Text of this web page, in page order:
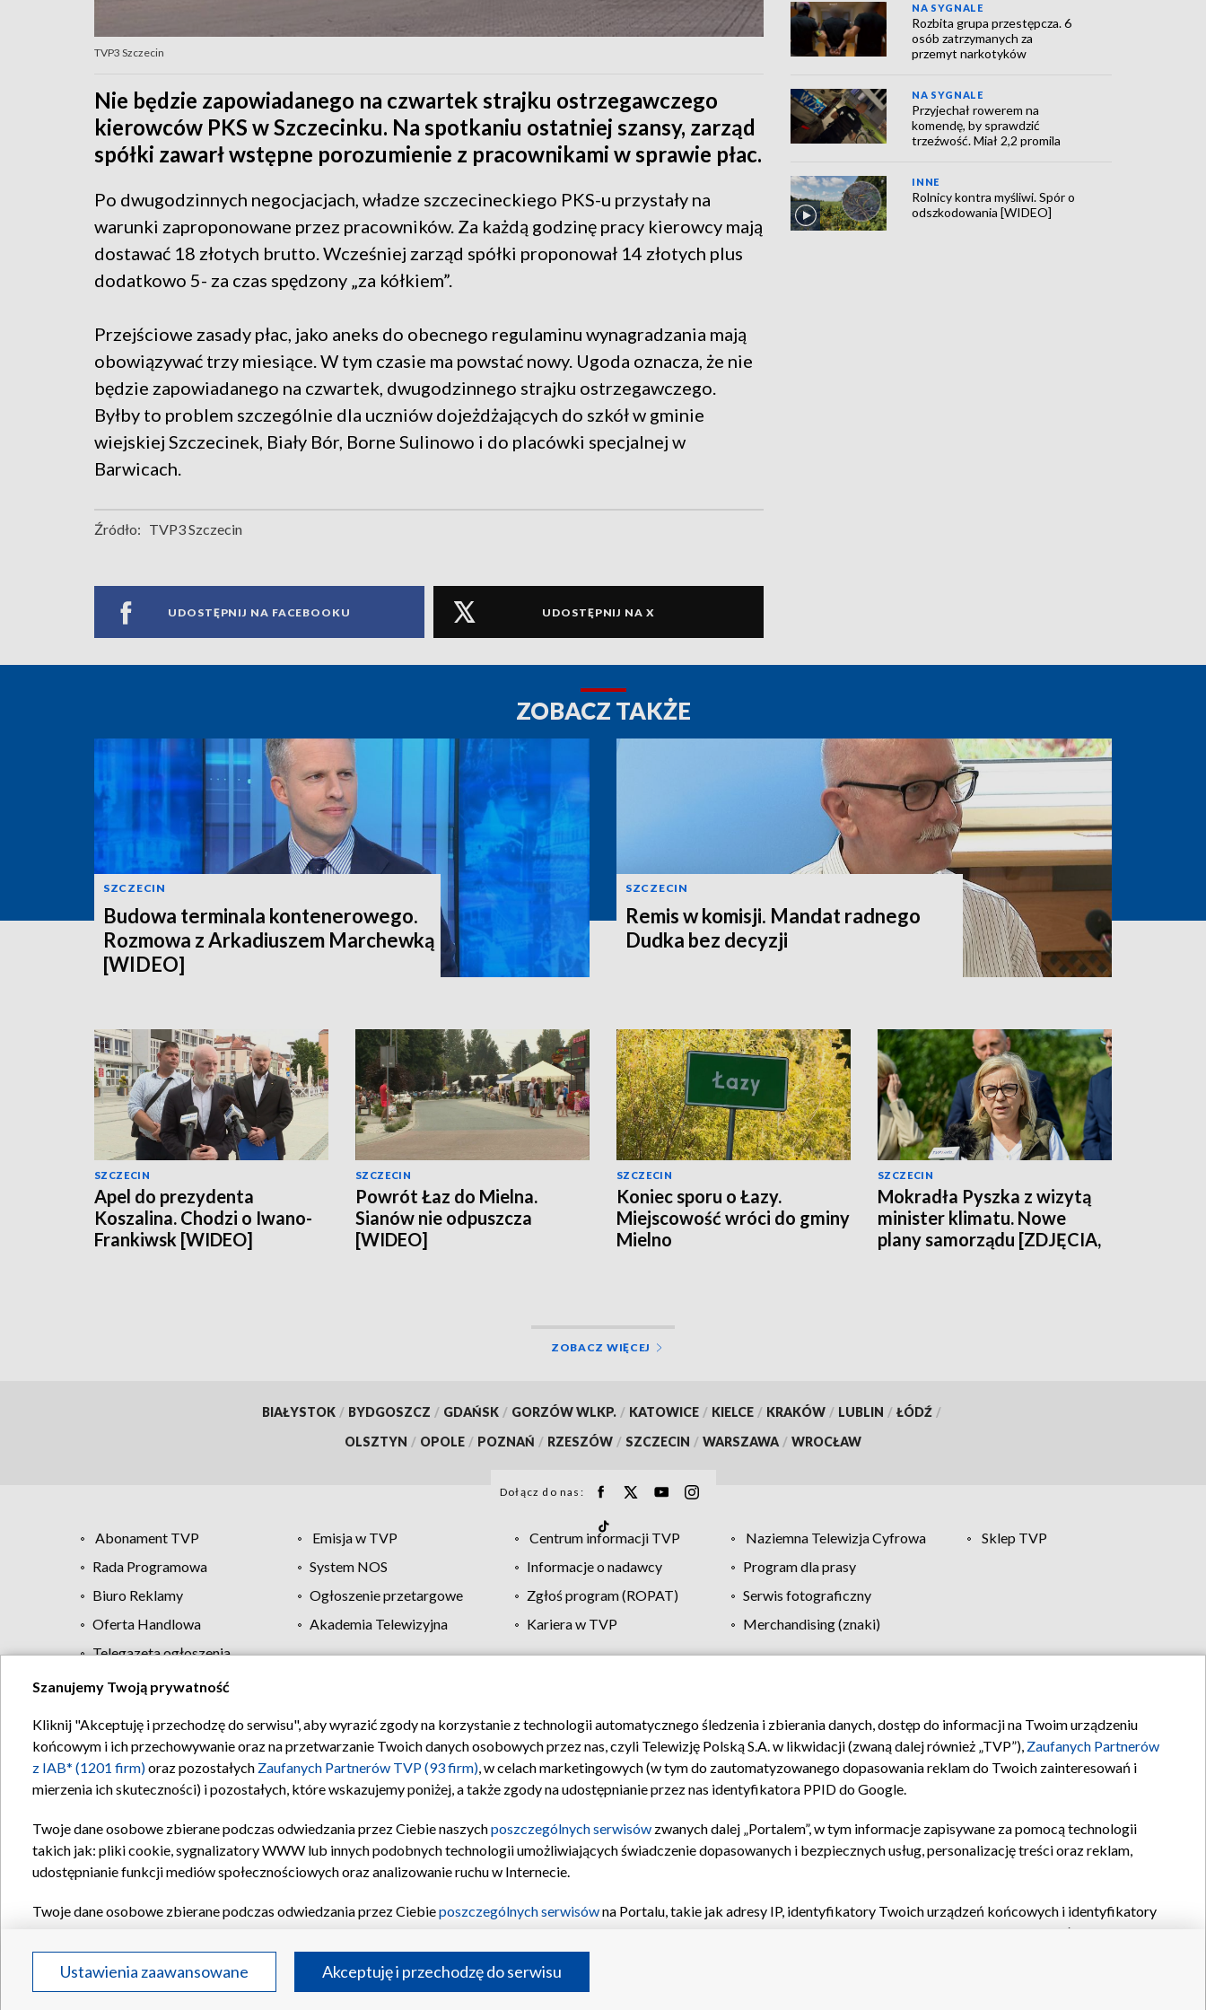
TVP3 Szczecin
Nie będzie zapowiadanego na czwartek strajku ostrzegawczego
kierowców PKS w Szczecinku. Na spotkaniu ostatniej szansy, zarząd
spółki zawarł wstępne porozumienie z pracownikami w sprawie płac.
Po dwugodzinnych negocjacjach, władze szczecineckiego PKS-u przystały na
warunki zaproponowane przez pracowników. Za każdą godzinę pracy kierowcy mają
dostawać 18 złotych brutto. Wcześniej zarząd spółki proponował 14 złotych plus
dodatkowo 5- za czas spędzony „za kółkiem”.
Przejściowe zasady płac, jako aneks do obecnego regulaminu wynagradzania mają
obowiązywać trzy miesiące. W tym czasie ma powstać nowy. Ugoda oznacza, że nie
będzie zapowiadanego na czwartek, dwugodzinnego strajku ostrzegawczego.
Byłby to problem szczególnie dla uczniów dojeżdżających do szkół w gminie
wiejskiej Szczecinek, Biały Bór, Borne Sulinowo i do placówki specjalnej w
Barwicach.
Źródło: TVP3 Szczecin
UDOSTĘPNIJ NA FACEBOOKU UDOSTĘPNIJ NA X
NA SYGNALE
Rozbita grupa przestępcza. 6
osób zatrzymanych za
przemyt narkotyków
NA SYGNALE
Przyjechał rowerem na
komendę, by sprawdzić
trzeźwość. Miał 2,2 promila
INNE
Rolnicy kontra myśliwi. Spór o
odszkodowania [WIDEO]
ZOBACZ TAKŻE
SZCZECIN
Budowa terminala kontenerowego.
Rozmowa z Arkadiuszem Marchewką
[WIDEO]
SZCZECIN
Remis w komisji. Mandat radnego
Dudka bez decyzji
SZCZECIN
Apel do prezydenta
Koszalina. Chodzi o Iwano-
Frankiwsk [WIDEO]
SZCZECIN
Powrót Łaz do Mielna.
Sianów nie odpuszcza
[WIDEO]
SZCZECIN
Koniec sporu o Łazy.
Miejscowość wróci do gminy
Mielno
SZCZECIN
Mokradła Pyszka z wizytą
minister klimatu. Nowe
plany samorządu [ZDJĘCIA,
ZOBACZ WIĘCEJ
BIAŁYSTOK / BYDGOSZCZ / GDAŃSK / GORZÓW WLKP. / KATOWICE / KIELCE / KRAKÓW / LUBLIN / ŁÓDŹ /
OLSZTYN / OPOLE / POZNAŃ / RZESZÓW / SZCZECIN / WARSZAWA / WROCŁAW
Dołącz do nas:
Abonament TVP Emisja w TVP Centrum informacji TVP Naziemna Telewizja Cyfrowa
Sklep TVP
Rada Programowa
System NOS Informacje o nadawcy
Program dla prasy
Biuro Reklamy
Ogłoszenie przetargowe Zgłoś program (ROPAT)
Serwis fotograficzny
Oferta Handlowa
Akademia Telewizyjna Kariera w TVP
Merchandising (znaki)
Telegazeta ogłoszenia
Regulamin TVP Polityka prywatności Moje zgody Pomoc Biuro reklamy Kontakt
Szanujemy Twoją prywatność
Kliknij "Akceptuję i przechodzę do serwisu", aby wyrazić zgody na korzystanie z technologii automatycznego śledzenia i zbierania danych, dostęp do informacji na Twoim urządzeniu
końcowym i ich przechowywanie oraz na przetwarzanie Twoich danych osobowych przez nas, czyli Telewizję Polską S.A. w likwidacji (zwaną dalej również „TVP”), Zaufanych Partnerów
z IAB* (1201 firm)oraz pozostałych Zaufanych Partnerów TVP (93 firm), w celach marketingowych (w tym do zautomatyzowanego dopasowania reklam do Twoich zainteresowań i
mierzenia ich skuteczności) i pozostałych, które wskazujemy poniżej, a także zgody na udostępnianie przez nas identyfikatora PPID do Google.
Twoje dane osobowe zbierane podczas odwiedzania przez Ciebie naszychposzczególnych serwisów zwanych dalej „Portalem”, w tym informacje zapisywane za pomocą technologii
takich jak: pliki cookie, sygnalizatory WWW lub innych podobnych technologii umożliwiających świadczenie dopasowanych i bezpiecznych usług, personalizację treści oraz reklam,
udostępnianie funkcji mediów społecznościowych oraz analizowanie ruchu w Internecie.
Twoje dane osobowe zbierane podczas odwiedzania przez Ciebieposzczególnych serwisówna Portalu, takie jak adresy IP, identyfikatory Twoich urządzeń końcowych i identyfikatory
oraz pozostałych
Partnerów TVPdla realizacji następujących celów i funkcji: przechowywania informacji na urządzeniu lub dostęp do nich, wyboru podstawowych reklam, wyboru spersonalizowanych
reklam, tworzenia profilu spersonalizowanych reklam, tworzenia profilu spersonalizowanych treści, wyboru spersonalizowanych treści, pomiaru wydajności reklam, pomiaru wydajności
treści, stosowania badań rynkowych w celu generowania opinii odbiorców, opracowywania i ulepszania produktów, zapewnienia bezpieczeństwa, zapobiegania oszustwom i usuwania
Ustawienia zaawansowane Akceptuję i przechodzę do serwisu